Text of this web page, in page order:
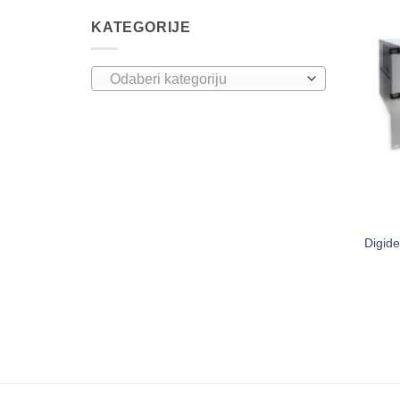
KATEGORIJE
Odaberi kategoriju